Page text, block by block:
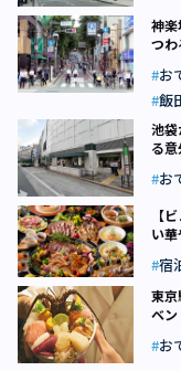
神
つ
お
飯
池
る
お
【
い
宿
東
ベ
お